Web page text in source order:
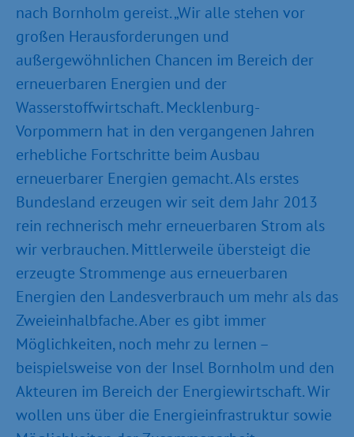
nach Bornholm gereist. „Wir alle stehen vor
großen Herausforderungen und
außergewöhnlichen Chancen im Bereich der
erneuerbaren Energien und der
Wasserstoffwirtschaft. Mecklenburg-
Vorpommern hat in den vergangenen Jahren
erhebliche Fortschritte beim Ausbau
erneuerbarer Energien gemacht. Als erstes
Bundesland erzeugen wir seit dem Jahr 2013
rein rechnerisch mehr erneuerbaren Strom als
wir verbrauchen. Mittlerweile übersteigt die
erzeugte Strommenge aus erneuerbaren
Energien den Landesverbrauch um mehr als das
Zweieinhalbfache. Aber es gibt immer
Möglichkeiten, noch mehr zu lernen –
beispielsweise von der Insel Bornholm und den
Akteuren im Bereich der Energiewirtschaft. Wir
wollen uns über die Energieinfrastruktur sowie